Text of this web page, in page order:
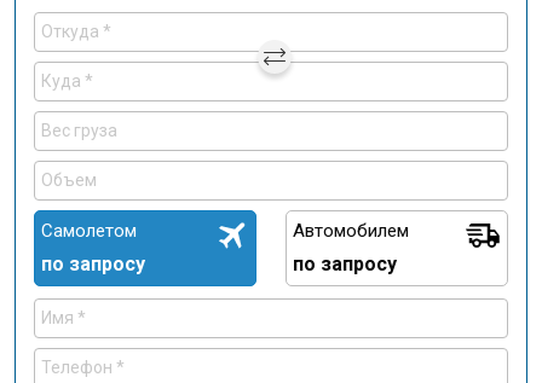
Самолетом
по запросу
Автомобилем
по запросу